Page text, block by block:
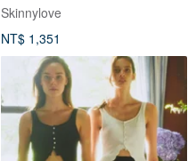
Skinnylove
NT$ 1,351